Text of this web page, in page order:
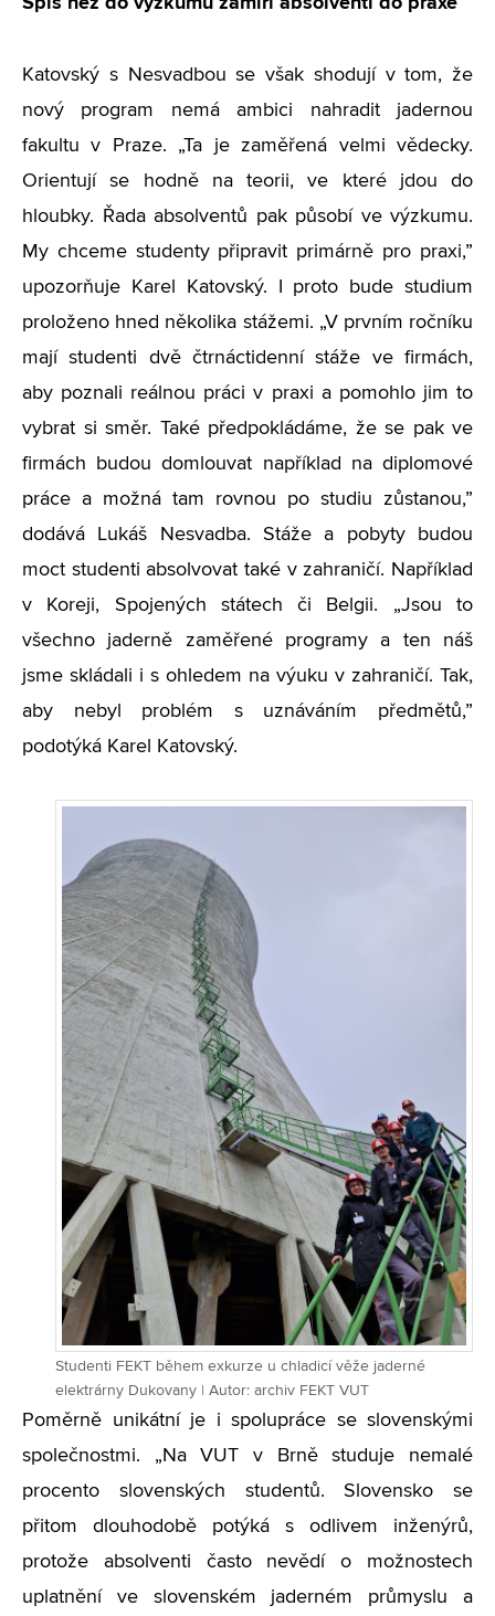
Katovský s Nesvadbou se však shodují v tom, že
nový program nemá ambici nahradit jadernou
fakultu v Praze. „Ta je zaměřená velmi vědecky.
Orientují se hodně na teorii, ve které jdou do
hloubky. Řada absolventů pak působí ve výzkumu.
My chceme studenty připravit primárně pro praxi,”
upozorňuje Karel Katovský. I proto bude studium
proloženo hned několika stážemi. „V prvním ročníku
mají studenti dvě čtrnáctidenní stáže ve firmách,
aby poznali reálnou práci v praxi a pomohlo jim to
vybrat si směr. Také předpokládáme, že se pak ve
firmách budou domlouvat například na diplomové
práce a možná tam rovnou po studiu zůstanou,”
dodává Lukáš Nesvadba. Stáže a pobyty budou
moct studenti absolvovat také v zahraničí. Například
v Koreji, Spojených státech či Belgii. „Jsou to
všechno jaderně zaměřené programy a ten náš
jsme skládali i s ohledem na výuku v zahraničí. Tak,
aby nebyl problém s uznáváním předmětů,”
podotýká Karel Katovský.
Studenti FEKT během exkurze u chladicí věže jaderné
elektrárny Dukovany | Autor: archiv FEKT VUT
Poměrně unikátní je i spolupráce se slovenskými
společnostmi. „Na VUT v Brně studuje nemalé
procento slovenských studentů. Slovensko se
přitom dlouhodobě potýká s odlivem inženýrů,
protože absolventi často nevědí o možnostech
uplatnění ve slovenském jaderném průmyslu a